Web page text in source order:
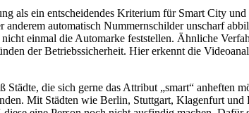
als ein entscheidendes Kriterium für Smart City
automatisch Nummernschilder unscharf
einmal die Automarke feststellen. Ähnliche
der Betriebssicherheit. Hier erkennt die
die sich gerne das Attribut „smart“ anheften
Mit Städten wie Berlin, Stuttgart, Klagenfurt